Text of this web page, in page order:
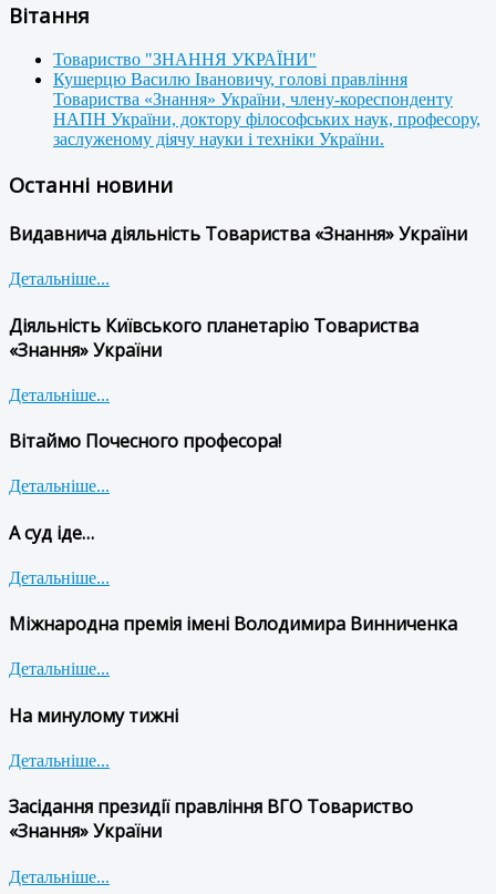
Вітання
Товариство "ЗНАННЯ УКРАЇНИ"
Кушерцю Василю Івановичу, голові правління
Товариства «Знання» України, члену-кореспонденту
НАПН України, доктору філософських наук, професору,
заслуженому діячу науки і техніки України.
Останні новини
Видавнича діяльність Товариства «Знання» України
Детальніше...
Діяльність Київського планетарію Товариства
«Знання» України
Детальніше...
Вітаймо Почесного професора!
Детальніше...
А суд іде…
Детальніше...
Міжнародна премія імені Володимира Винниченка
Детальніше...
На минулому тижні
Детальніше...
Засідання президії правління ВГО Товариство
«Знання» України
Детальніше...